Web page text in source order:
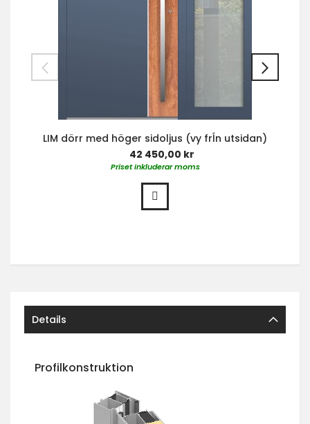
LIM dörr med höger sidoljus (vy frĺn utsidan)
42 450,00 kr
Priset inkluderar moms
Details